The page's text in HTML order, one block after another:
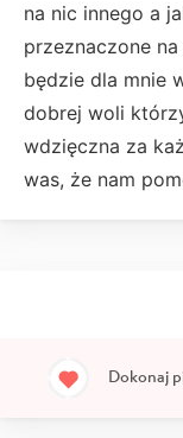
na nic innego a
przeznaczone
będzie dla mnie
dobrej woli
wdzięczna za
was, że nam
Dokonaj